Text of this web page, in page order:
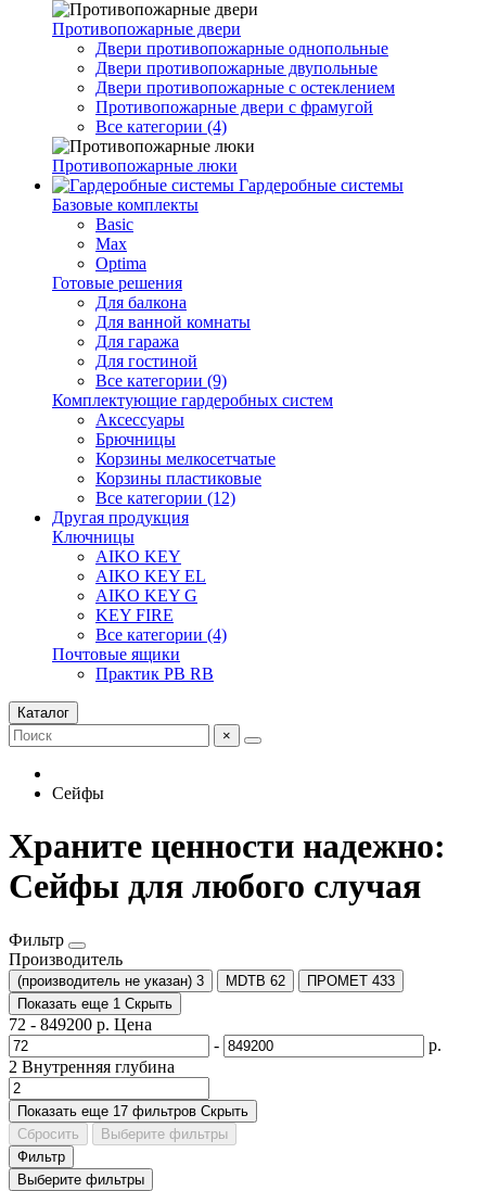
Противопожарные двери
Двери противопожарные однопольные
Двери противопожарные двупольные
Двери противопожарные с остеклением
Противопожарные двери с фрамугой
Все категории (4)
Противопожарные люки
Гардеробные системы
Базовые комплекты
Basic
Max
Optima
Готовые решения
Для балкона
Для ванной комнаты
Для гаража
Для гостиной
Все категории (9)
Комплектующие гардеробных систем
Аксессуары
Брючницы
Корзины мелкосетчатые
Корзины пластиковые
Все категории (12)
Другая продукция
Ключницы
AIKO KEY
AIKO KEY EL
AIKO KEY G
KEY FIRE
Все категории (4)
Почтовые ящики
Практик PB RB
Каталог
×
Сейфы
Храните ценности надежно:
Сейфы для любого случая
Фильтр
Производитель
(производитель не указан) 3 MDTB 62 ПРОМЕТ 433
Показать еще 1 Скрыть
72 - 849200 р. Цена
-
р.
2 Внутренняя глубина
Показать еще 17 фильтров Скрыть
Сбросить
Выберите фильтры
Фильтр
Выберите фильтры